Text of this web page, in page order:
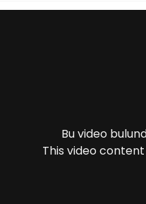
Bu video
This video